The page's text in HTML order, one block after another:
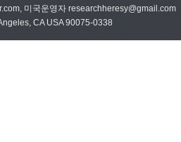
미국운영자 researchheresy@gmail.com
CA USA 90075-0338